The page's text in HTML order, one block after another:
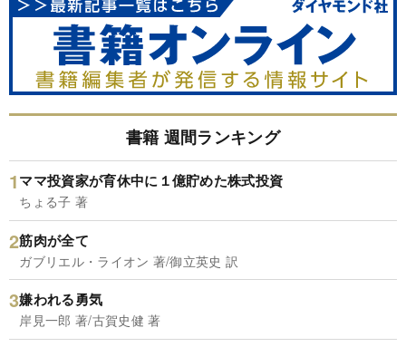
書籍 週間ランキング
ママ投資家が育休中に１億貯めた株式投資
ちょる子 著
筋肉が全て
ガブリエル・ライオン 著/御立英史 訳
嫌われる勇気
岸見一郎 著/古賀史健 著